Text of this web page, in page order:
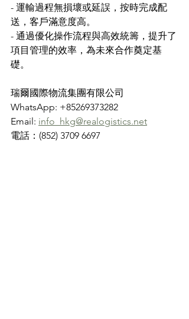
- 運輸過程無損壞或延誤，按時完成配
送，客戶滿意度高。
- 通過優化操作流程與高效統籌，提升了
項目管理的效率，為未來合作奠定基
礎。
瑞爾國際物流集團有限公司
WhatsApp: +85269373282
Email: info_hkg@realogistics.net
電話：(852) 3709 6697